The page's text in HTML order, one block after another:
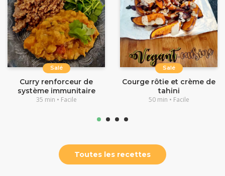
Salé
Curry renforceur de
système immunitaire
35 min • Facile
Salé
Courge rôtie et crème de
tahini
50 min • Facile
Toutes les recettes